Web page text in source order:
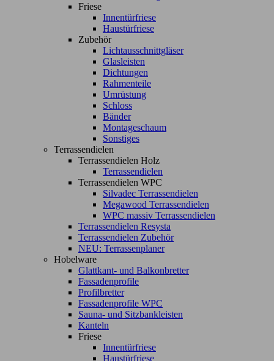
Friese
Innentürfriese
Haustürfriese
Zubehör
Lichtausschnittgläser
Glasleisten
Dichtungen
Rahmenteile
Umrüstung
Schloss
Bänder
Montageschaum
Sonstiges
Terrassendielen
Terrassendielen Holz
Terrassendielen
Terrassendielen WPC
Silvadec Terrassendielen
Megawood Terrassendielen
WPC massiv Terrassendielen
Terrassendielen Resysta
Terrassendielen Zubehör
NEU: Terrassenplaner
Hobelware
Glattkant- und Balkonbretter
Fassadenprofile
Profilbretter
Fassadenprofile WPC
Sauna- und Sitzbankleisten
Kanteln
Friese
Innentürfriese
Haustürfriese